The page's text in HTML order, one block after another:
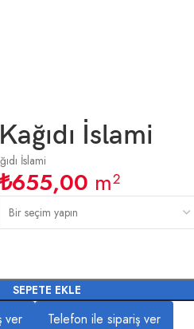
İslami
İslami
₺655,00 m²
SEPETE EKLE
ver Telefon ile sipariş ver